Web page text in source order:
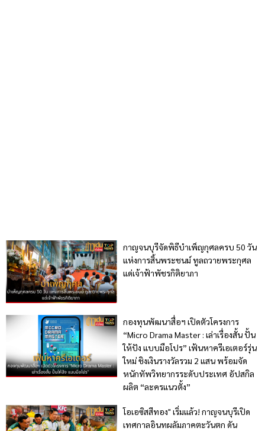
กาญจนบุรีจัดพิธีบำเพ็ญกุศลครบ 50 วัน
แห่งการสิ้นพระชนม์ ทูลถวายพระกุศล
แด่เจ้าฟ้าพัชรกิติยาภา
กองทุนพัฒนาสื่อฯ เปิดตัวโครงการ
“Micro Drama Master : เล่าเรื่องสั้น ปั้น
ให้ปัง แบบมือโปร” เฟ้นหาครีเอเตอร์รุ่น
ใหม่ ชิงเงินรางวัลรวม 2 แสน พร้อมจัด
หนักทัพวิทยากรระดับประเทศ อัปสกิล
ผลิต “ละครแนวตั้ง”
โอเอซิสสีทอง" เริ่มแล้ว! กาญจนบุรีเปิด
เทศกาลอินทผลัมภาคตะวันตก ดัน